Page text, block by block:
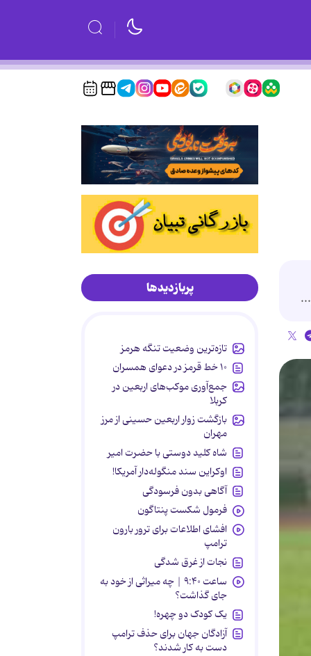
پربازدیدها
تازه‌ترین وضعیت تنگه هرمز
۱۰ خط قرمز در دعوای همسران
جمع‌آوری موکب‌های اربعین در
کربلا
بازگشت زوار اربعین حسینی از مرز
مهران
شاه کلید دوستی با حضرت امیر
اوکراین سند منگوله‌دار آمریکا!
آگاهی بدون فرسودگی
فرمول شکست پنتاگون
افشای اطلاعات برای ترور بارون
ترامپ
نجات از غرق شدگی
ساعت ۹:۴۰ | چه میراثی از خود به
جای گذاشت؟
یک کودک دو چهره!
آزادگان جهان برای حذف ترامپ
دست به کار شدند؟